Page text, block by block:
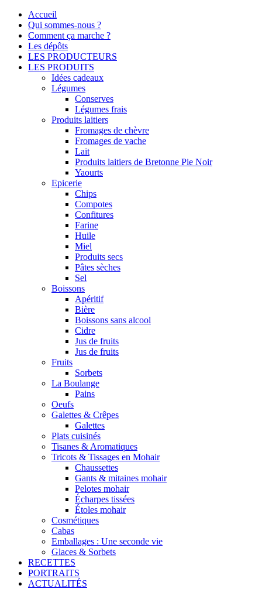
Accueil
Qui sommes-nous ?
Comment ça marche ?
Les dépôts
LES PRODUCTEURS
LES PRODUITS
Idées cadeaux
Légumes
Conserves
Légumes frais
Produits laitiers
Fromages de chèvre
Fromages de vache
Lait
Produits laitiers de Bretonne Pie Noir
Yaourts
Epicerie
Chips
Compotes
Confitures
Farine
Huile
Miel
Produits secs
Pâtes sèches
Sel
Boissons
Apéritif
Bière
Boissons sans alcool
Cidre
Jus de fruits
Jus de fruits
Fruits
Sorbets
La Boulange
Pains
Oeufs
Galettes & Crêpes
Galettes
Plats cuisinés
Tisanes & Aromatiques
Tricots & Tissages en Mohair
Chaussettes
Gants & mitaines mohair
Pelotes mohair
Écharpes tissées
Étoles mohair
Cosmétiques
Cabas
Emballages : Une seconde vie
Glaces & Sorbets
RECETTES
PORTRAITS
ACTUALITÉS